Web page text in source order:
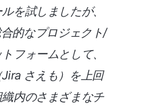
を試しましたが、
的なプロジェクト/
フォームとして、
さえも）を上回
内のさまざまなチ